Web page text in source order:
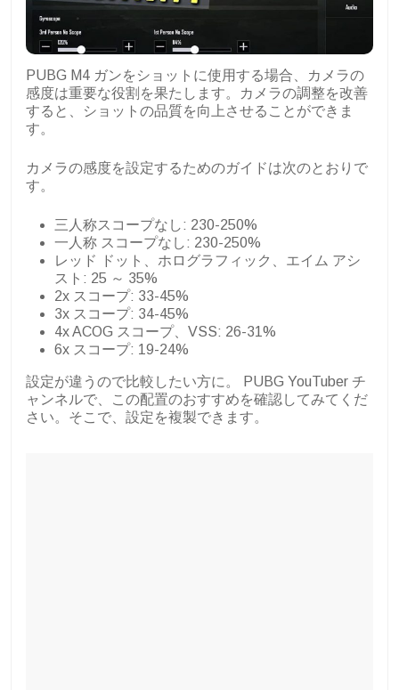
PUBG M4 ガンをショットに使用する場合、カメラの
感度は重要な役割を果たします。カメラの調整を改善
すると、ショットの品質を向上させることができま
す。
カメラの感度を設定するためのガイドは次のとおりで
す。
三人称スコープなし: 230-250%
一人称 スコープなし: 230-250%
レッド ドット、ホログラフィック、エイム アシ
スト: 25 ～ 35%
2x スコープ: 33-45%
3x スコープ: 34-45%
4x ACOG スコープ、VSS: 26-31%
6x スコープ: 19-24%
設定が違うので比較したい方に。 PUBG YouTuber チ
ャンネルで、この配置のおすすめを確認してみてくだ
さい。そこで、設定を複製できます。